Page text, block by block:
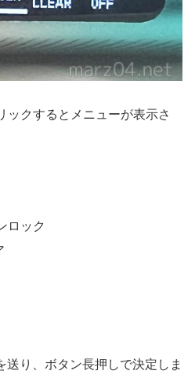
ックするとメニューが表示さ
ロック
送り、ボタン長押しで決定しま